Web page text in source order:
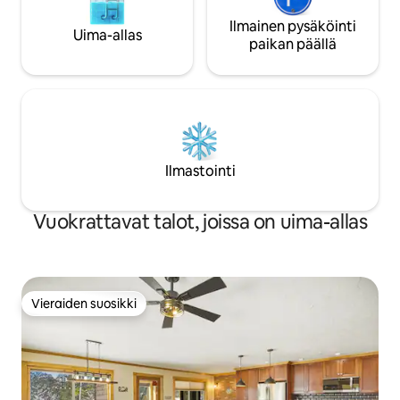
Uima-allas
Ilmainen pysäköinti
paikan päällä
Ilmastointi
Vuokrattavat talot, joissa on uima-allas
Vieraiden suosikki
Vieraiden suosikki